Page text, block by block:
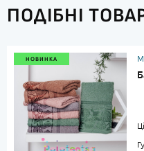
ПОДІБНІ
НОВИНКА